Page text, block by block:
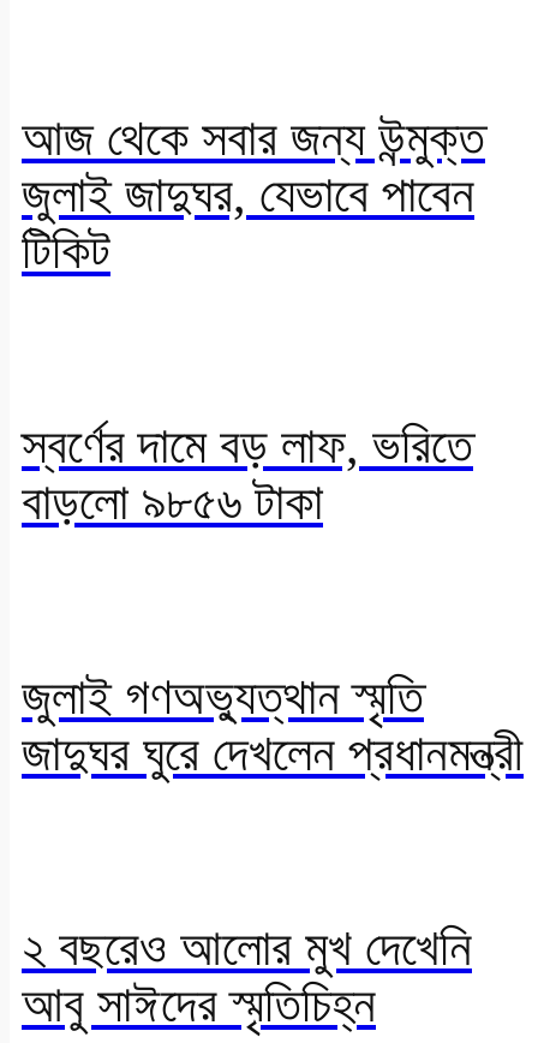
আজ থেকে সবার জন্য উন্মুক্ত
জুলাই জাদুঘর, যেভাবে পাবেন
টিকিট
স্বর্ণের দামে বড় লাফ, ভরিতে
বাড়লো ৯৮৫৬ টাকা
জুলাই গণঅভ্যুত্থান স্মৃতি
জাদুঘর ঘুরে দেখলেন প্রধানমন্ত্রী
২ বছরেও আলোর মুখ দেখেনি
আবু সাঈদের স্মৃতিচিহ্ন